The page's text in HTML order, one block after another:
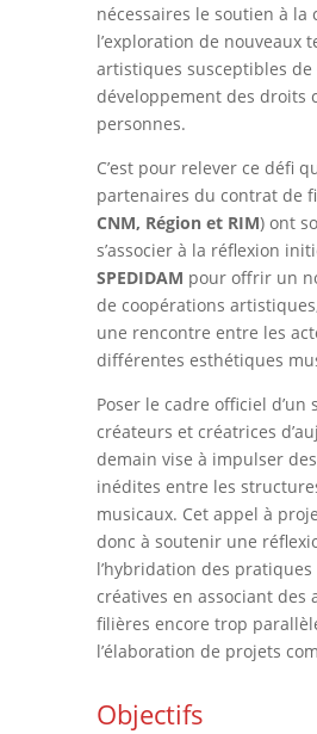
nécessaires le soutien à la
l’exploration de nouveaux
artistiques susceptibles
développement des droits
personnes.
C’est pour relever ce défi
partenaires du contrat de
CNM, Région et RIM) ont
s’associer à la réflexion
SPEDIDAM pour offrir un
de coopérations
une rencontre entre les
différentes esthétiques
Poser le cadre officiel d’un
créateurs et créatrices
demain vise à impulser
inédites entre les
musicaux. Cet appel à
donc à soutenir une
l’hybridation des pratiques
créatives en associant des
filières encore trop
l’élaboration de projets
Objectifs